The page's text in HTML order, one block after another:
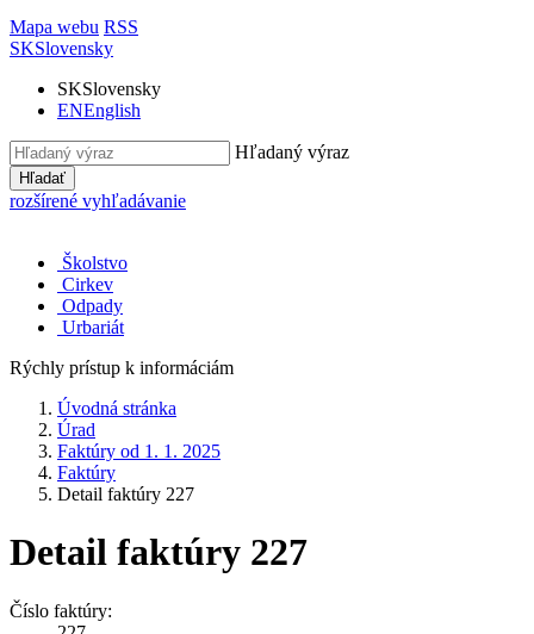
Mapa webu RSS
SKSlovensky
SKSlovensky
ENEnglish
Hľadaný výraz
Hľadať
rozšírené vyhľadávanie
Školstvo
Cirkev
Odpady
Urbariát
Rýchly prístup k informáciám
Úvodná stránka
Úrad
Faktúry od 1. 1. 2025
Faktúry
Detail faktúry 227
Detail faktúry 227
Číslo faktúry: